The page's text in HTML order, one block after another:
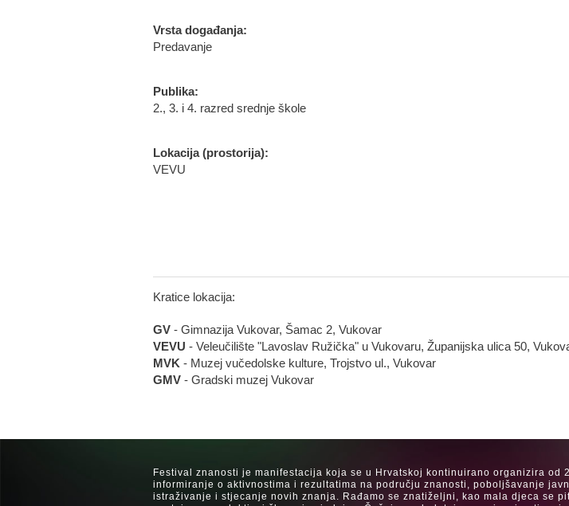
Vrsta događanja:
Predavanje
Publika:
2., 3. i 4. razred srednje škole
Lokacija (prostorija):
VEVU
Kratice lokacija:
GV - Gimnazija Vukovar, Šamac 2, Vukovar
VEVU - Veleučilište "Lavoslav Ružička" u Vukovaru, Županijska ulica 50,
MVK - Muzej vučedolske kulture, Trojstvo ul., Vukovar
GMV - Gradski muzej Vukovar
Festival znanosti je manifestacija koja se u Hrvatskoj kontinuirano organizira
informiranje o aktivnostima i rezultatima na području znanosti, poboljšavanje
istraživanje i stjecanje novih znanja. Rađamo se znatiželjni, kao mala djeca se